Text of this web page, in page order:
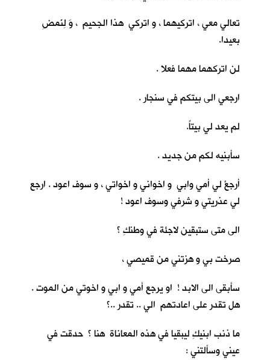
تعالي معي ، اتركيهما ، و اتركي هذا الجحيم ، وَ لِنَمضِ
بعيدا.
لن اتركهما مهما فعلا .
ارجعي الى بيتكم في سنجار .
لم يعد لي بيتاً.
سأبنيه لكم من جديد .
أرجعْ لي أمي وابي و اخواني و اخواتي ، و سوف اعود . ارجع
لي عذريتي و شرفي وسوف اعود !
الى متى ستبقين لاجئة في وطنكِ ؟
صرخت بي و هزتني من قميصي ،
سأبقى الى الابد ! او يرجع أمي و ابي و اخوتي من الموت .
هل تقدر على اعادتهم الي .. تقدر ..؟
ما ذنب ابنيكِ ليبقيا في هذه المعاناة هنا ؟ حدقت في
عيني وسألتني :